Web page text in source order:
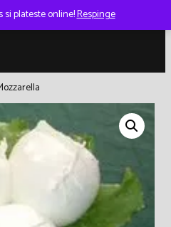
si plateste online!Respinge